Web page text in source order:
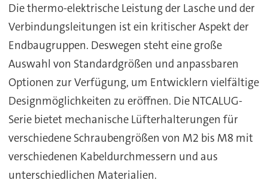
Die thermo-elektrische Leistung der Lasche und der
Verbindungsleitungen ist ein kritischer Aspekt der
Endbaugruppen. Deswegen steht eine große
Auswahl von Standardgrößen und anpassbaren
Optionen zur Verfügung, um Entwicklern vielfältige
Designmöglichkeiten zu eröffnen. Die NTCALUG-
Serie bietet mechanische Lüfterhalterungen für
verschiedene Schraubengrößen von M2 bis M8 mit
verschiedenen Kabeldurchmessern und aus
unterschiedlichen Materialien.